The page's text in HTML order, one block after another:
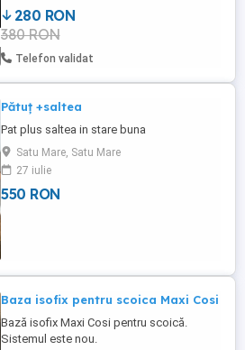
memorie interna. 190 lei Honor 6X, 3 gb
ram, 32 gb memorie interna. 200 lei
Motorola e14, 2+2 gb ...
280 RON
380 RON
Telefon validat
Pătuț +saltea
Pat plus saltea in stare buna
Satu Mare, Satu Mare
27 iulie
550 RON
Baza isofix pentru scoica Maxi Cosi
Bază isofix Maxi Cosi pentru scoică.
Sistemul este nou.